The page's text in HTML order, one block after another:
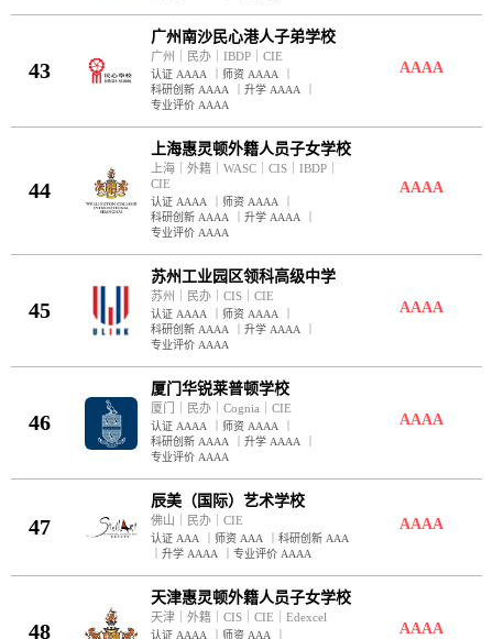
43
广州南沙民心港人子弟学校
广州 民办 ｜IBDP ｜CIE
认证 AAAA 师资 AAAA
科研创新 AAAA
｜升学 AAAA
专业评价 AAAA
AAAA
44
上海惠灵顿外籍人员子女学校
上海 ｜外籍 ｜WASC ｜CIS ｜IBDP
CIE
认证 AAAA 师资 AAAA
科研创新 AAAA
｜升学 AAAA
专业评价 AAAA
AAAA
45
苏州工业园区领科高级中学
苏州 民办 ｜CIS ｜CIE
认证 AAAA 师资 AAAA
科研创新 AAAA
｜升学 AAAA
专业评价 AAAA
AAAA
46
厦门华锐莱普顿学校
厦门 民办 ｜Cognia ｜CIE
认证 AAAA 师资 AAAA
科研创新 AAAA
｜升学 AAAA
专业评价 AAAA
AAAA
47
辰美（国际）艺术学校
佛山 民办 ｜CIE
认证 AAA 师资 AAA ｜科研创新 AAA
｜升学 AAAA ｜专业评价 AAAA
AAAA
48
天津惠灵顿外籍人员子女学校
天津 ｜外籍 ｜CIS ｜CIE ｜Edexcel
认证 AAAA 师资 AAA AAAA